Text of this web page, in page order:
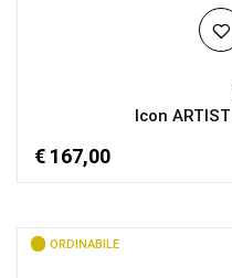
Icon
€ 167,00
ORDINABILE